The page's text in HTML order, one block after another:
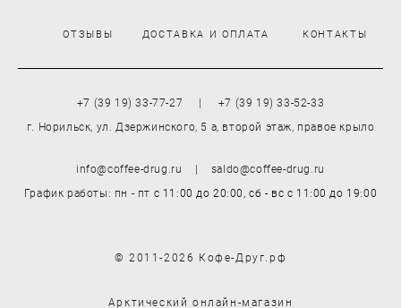
ОТЗЫВЫ ДОСТАВКА И ОПЛАТА КОНТАКТЫ
+7 (39 19) 33-77-27 | +7 (39 19) 33-52-33
г. Норильск, ул. Дзержинского, 5 а, второй этаж, правое крыло
info@coffee-drug.ru | saldo@coffee-drug.ru
График работы: пн - пт с 11:00 до 20:00,сб - вс с 11:00 до 19:00
© 2011-2026 Кофе-Друг.рф
Арктический онлайн-магазин